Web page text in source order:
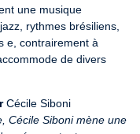
une musique
rythmes brésiliens,
e, contrairement à
de divers
Cécile Siboni mène une